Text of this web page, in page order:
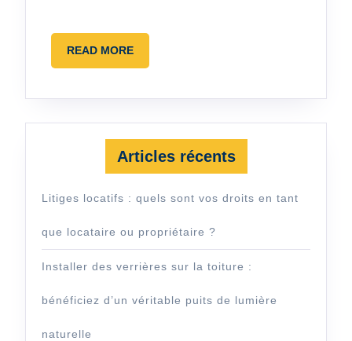
READ MOREREAD
MORE
Articles récents
Litiges locatifs : quels sont vos droits en tant
que locataire ou propriétaire ?
Installer des verrières sur la toiture :
bénéficiez d’un véritable puits de lumière
naturelle